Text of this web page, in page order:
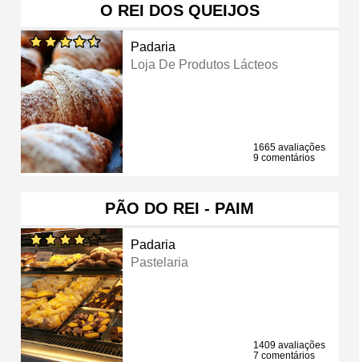
O REI DOS QUEIJOS
Padaria
Loja De Produtos Lácteos
1665 avaliações
9 comentários
PÃO DO REI - PAIM
Padaria
Pastelaria
1409 avaliações
7 comentários